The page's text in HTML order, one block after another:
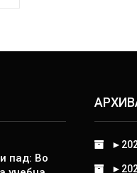
пад: Во
►
►